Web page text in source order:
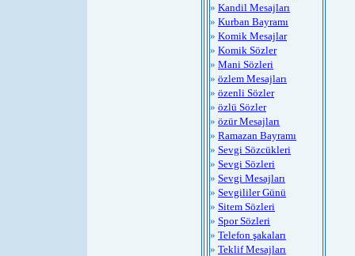
» Kandil Mesajları
» Kurban Bayramı
» Komik Mesajlar
» Komik Sözler
» Mani Sözleri
» özlem Mesajları
» özenli Sözler
» özlü Sözler
» özür Mesajları
» Ramazan Bayramı
» Sevgi Sözcükleri
» Sevgi Sözleri
» Sevgi Mesajları
» Sevgililer Günü
» Sitem Sözleri
» Spor Sözleri
» Telefon şakaları
» Teklif Mesajları